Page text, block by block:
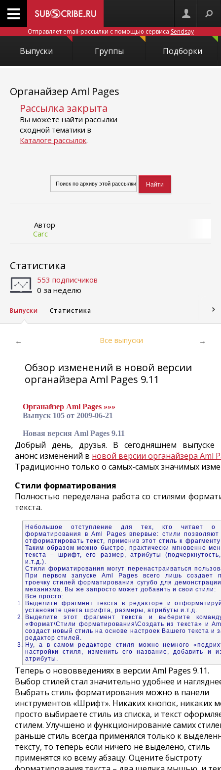
Отправляет email-рассылки с помощью сервиса Sendsay
Выпуски Группы Подборки
Органайзер Aml Pages
Рассылка закрыта
Вы можете найти рассылки
сходной тематики в
Каталоге рассылок.
Автор
Carc
Статистика
553 подписчиков
0 за неделю
Выпуски Статистика
← Все выпуски →
Обзор изменений в новой версии
органайзера Aml Pages 9.11
Органайзер Aml Pages »»»
Выпуск 105 от 2009-06-21
Новая версия Aml Pages 9.11
Добрый день, друзья. В сегодняшнем выпуске
анонс изменений в новой версии органайзера Aml
Традиционно только о самых-самых значимых
Стили форматирования
Полностью переделана работа со стилями
текста.
Небольшое отступление для тех, кто читает о
форматирования в Aml Pages впервые: стили
отформатировать текст, применив этот стиль к фрагменту
Таким образом можно быстро, практически мгновенно
текста – шрифт, его размер, атрибуты
и.т.д.).
Стили форматирования могут перенастраиваться
При первом запуске Aml Pages всего лишь создает
троечку стилей форматирования сугубо для
механизма. Вы же запросто может добавить и свои стили:
Все просто:
Выделите фрагмент текста в редакторе и
установите цвета шрифта, размеры, атрибуты и.т.д.
Выделите этот фрагмент текста и выберите
«Формат\Стили форматирования\Создать из текста» и
создаст новый стиль на основе настроек Вашего текста и
редактор стилей.
Ну, а в самом редакторе стиля можно немного
настройки стиля, изменить его название, добавить и
атрибуты.
Теперь о нововведениях в версии Aml Pages 9.11.
Выбор стилей стал значительно удобнее и
Выбрать стиль форматирования можно в панели
инструментов «Шрифт». Никаких кнопок, никаких
просто выбираете стиль из списка, и текст
стилем. Улучшено и функционирование самих
раньше стиль всегда применялся только к
тексту, то теперь если ничего не выделено, стиль
применятся ко всему абзацу. Оцените быстроту